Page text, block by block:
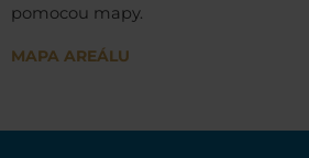
pomocou mapy.
MAPA AREÁLU